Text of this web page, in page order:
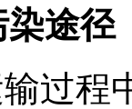
染途径
过程